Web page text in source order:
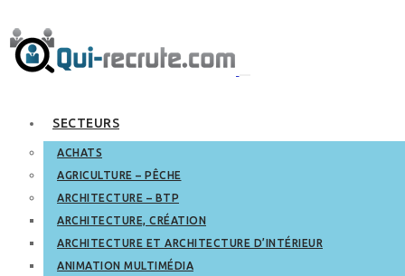
SECTEURS
ACHATS
AGRICULTURE – PÊCHE
ARCHITECTURE – BTP
ARCHITECTURE, CRÉATION
ARCHITECTURE ET ARCHITECTURE D’INTÉRIEUR
ANIMATION MULTIMÉDIA